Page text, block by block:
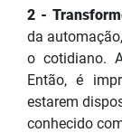
2 -
da
o cotidiano.
Então, é
estarem
conhecido